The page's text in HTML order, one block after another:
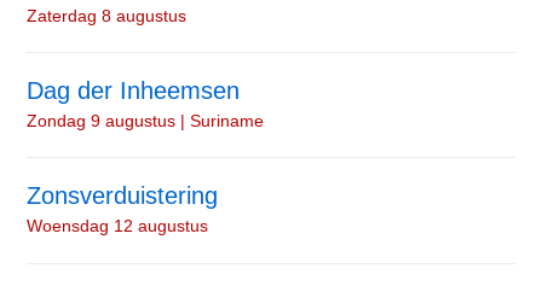
Zaterdag 8 augustus
Dag der Inheemsen
Zondag 9 augustus | Suriname
Zonsverduistering
Woensdag 12 augustus